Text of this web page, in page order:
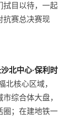
拭目以待，一起
抗赛总决赛现
北中心·保利时
北核心区域，
综合体大盘，
圈；在建地铁一